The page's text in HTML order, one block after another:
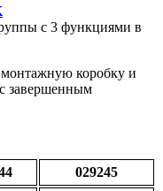
с 3 функциями в
коробку и
завершенным
029245